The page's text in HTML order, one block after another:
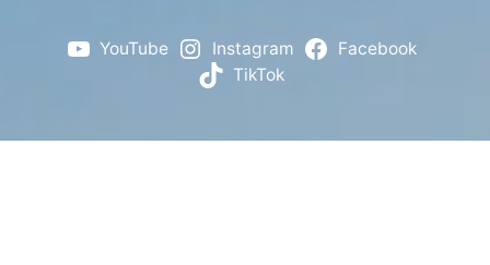
YouTube Instagram
Facebook
TikTok